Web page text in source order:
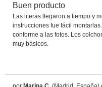
Buen producto
Las literas llegaron a tiempo y
instrucciones fue fácil
conforme a las fotos. Los
muy básicos.